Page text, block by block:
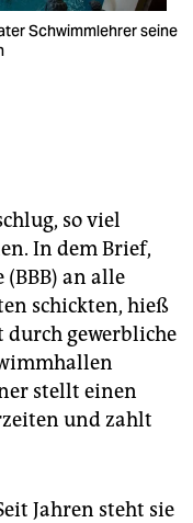
Schwimmlehrer seine
so viel
In dem Brief,
an alle
schickten, hieß
durch gewerbliche
stellt einen
und zahlt
Jahren steht sie